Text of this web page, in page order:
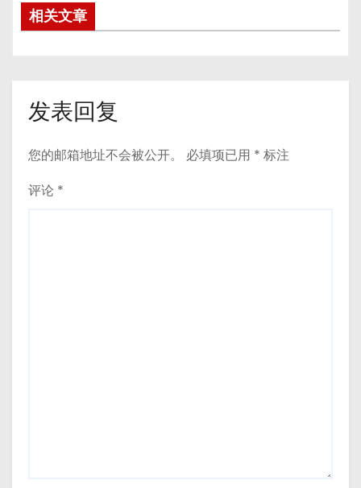
相关文章
发表回复
您的邮箱地址不会被公开。 必填项已用 * 标注
评论 *